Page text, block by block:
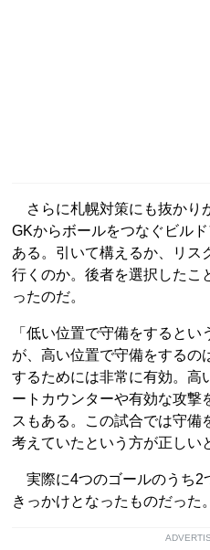
さらに札幌対策にも抜かり
GKからボールをつなぐビル
ある。引いて構えるか、リス
行くのか。後者を選択したこ
ったのだ。
「低い位置で守備をすると
が、高い位置で守備をするの
するためには非常に有効。高
ートカウンターや有効な攻撃
スもある。この試合では守備
考えていたという方が正しい
実際に4つのゴールのうち2
きっかけとなったものだった。